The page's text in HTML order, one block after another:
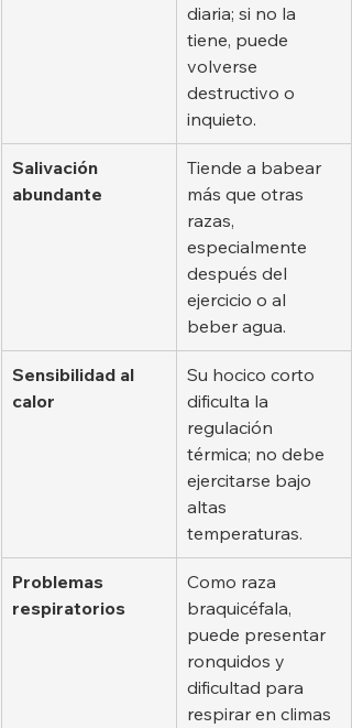
diaria; si no la
tiene, puede
volverse
destructivo o
inquieto.
Salivación
abundante
Tiende a babear
más que otras
razas,
especialmente
después del
ejercicio o al
beber agua.
Sensibilidad al
calor
Su hocico corto
dificulta la
regulación
térmica; no debe
ejercitarse bajo
altas
temperaturas.
Problemas
respiratorios
Como raza
braquicéfala,
puede presentar
ronquidos y
dificultad para
respirar en climas